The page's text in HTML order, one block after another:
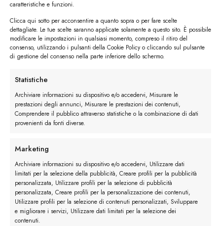
caratteristiche e funzioni.
Clicca qui sotto per acconsentire a quanto sopra o per fare scelte
dettagliate. Le tue scelte saranno applicate solamente a questo sito. È possibile
modificare le impostazioni in qualsiasi momento, compreso il ritiro del
consenso, utilizzando i pulsanti della Cookie Policy o cliccando sul pulsante
di gestione del consenso nella parte inferiore dello schermo.
Statistiche
Archiviare informazioni su dispositivo e/o accedervi, Misurare le
prestazioni degli annunci, Misurare le prestazioni dei contenuti,
Comprendere il pubblico attraverso statistiche o la combinazione di dati
provenienti da fonti diverse.
Marketing
Archiviare informazioni su dispositivo e/o accedervi, Utilizzare dati
limitati per la selezione della pubblicità, Creare profili per la pubblicità
personalizzata, Utilizzare profili per la selezione di pubblicità
personalizzata, Creare profili per la personalizzazione dei contenuti,
Utilizzare profili per la selezione di contenuti personalizzati, Sviluppare
e migliorare i servizi, Utilizzare dati limitati per la selezione dei
contenuti.
Versatilità e stile
Una delle ragioni per cui le stringate brogue sono